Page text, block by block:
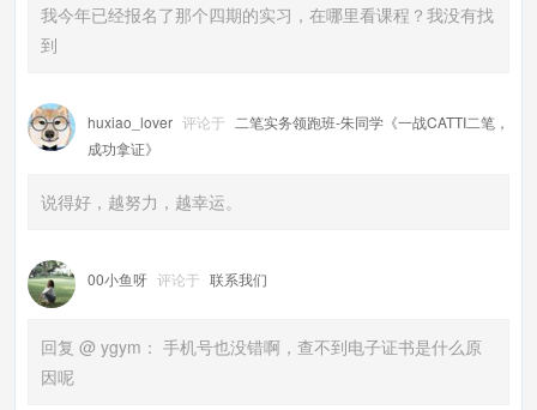
我今年已经报名了那个四期的实习，在哪里看课程？我没有找
到
huxiao_lover 评论于
二笔实务领跑班-朱同学《一战CATTI二笔，
成功拿证》
说得好，越努力，越幸运。
00小鱼呀 评论于 联系我们
回复 @ ygym： 手机号也没错啊，查不到电子证书是什么原
因呢